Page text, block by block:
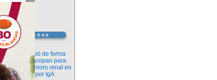
Novedades
La FDA aprobó de forma
definitiva iptacopan para
frenar el deterioro renal en
la nefropatía por IgA